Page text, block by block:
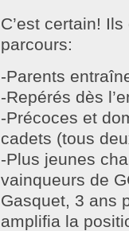
C’est certain!
parcours:
-Parents
-Repérés dès
-Précoces et
cadets (tous
-Plus jeunes
vainqueurs de
Gasquet, 3 ans
amplifia la